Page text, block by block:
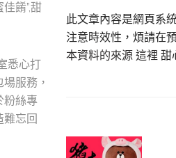
此文章內容是網頁系
注意時效性，煩請在
本資料的來源 這裡 甜
餚”,甜
悉心打
服務，
粉絲專
難忘回